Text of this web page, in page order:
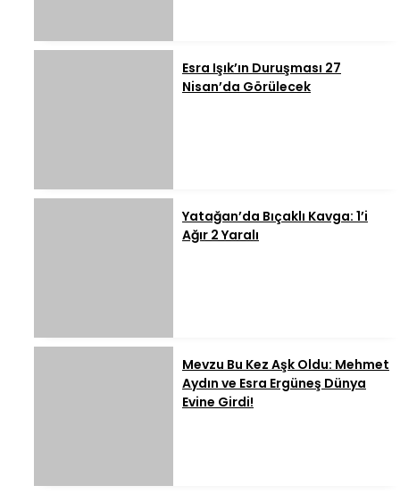
Esra Işık’ın Duruşması 27
Nisan’da Görülecek
Yatağan’da Bıçaklı Kavga: 1’i
Ağır 2 Yaralı
Mevzu Bu Kez Aşk Oldu: Mehmet
Aydın ve Esra Ergüneş Dünya
Evine Girdi!